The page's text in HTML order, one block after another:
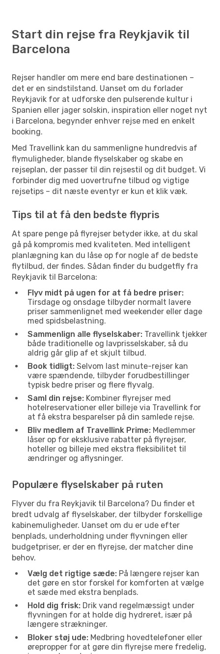
Start din rejse fra Reykjavik til
Barcelona
Rejser handler om mere end bare destinationen –
det er en sindstilstand. Uanset om du forlader
Reykjavik for at udforske den pulserende kultur i
Spanien eller jager solskin, inspiration eller noget nyt
i Barcelona, begynder enhver rejse med en enkelt
booking.
Med Travellink kan du sammenligne hundredvis af
flymuligheder, blande flyselskaber og skabe en
rejseplan, der passer til din rejsestil og dit budget. Vi
forbinder dig med uovertrufne tilbud og vigtige
rejsetips – dit næste eventyr er kun et klik væk.
Tips til at få den bedste flypris
At spare penge på flyrejser betyder ikke, at du skal
gå på kompromis med kvaliteten. Med intelligent
planlægning kan du låse op for nogle af de bedste
flytilbud, der findes. Sådan finder du budgetfly fra
Reykjavik til Barcelona:
Flyv midt på ugen for at få bedre priser:
Tirsdage og onsdage tilbyder normalt lavere
priser sammenlignet med weekender eller dage
med spidsbelastning.
Sammenlign alle flyselskaber: Travellink tjekker
både traditionelle og lavprisselskaber, så du
aldrig går glip af et skjult tilbud.
Book tidligt: Selvom last minute-rejser kan
være spændende, tilbyder forudbestillinger
typisk bedre priser og flere flyvalg.
Saml din rejse: Kombiner flyrejser med
hotelreservationer eller billeje via Travellink for
at få ekstra besparelser på din samlede rejse.
Bliv medlem af Travellink Prime: Medlemmer
låser op for eksklusive rabatter på flyrejser,
hoteller og billeje med ekstra fleksibilitet til
ændringer og aflysninger.
Populære flyselskaber på ruten
Flyver du fra Reykjavik til Barcelona? Du finder et
bredt udvalg af flyselskaber, der tilbyder forskellige
kabinemuligheder. Uanset om du er ude efter
benplads, underholdning under flyvningen eller
budgetpriser, er der en flyrejse, der matcher dine
behov.
Vælg det rigtige sæde: På længere rejser kan
det gøre en stor forskel for komforten at vælge
et sæde med ekstra benplads.
Hold dig frisk: Drik vand regelmæssigt under
flyvningen for at holde dig hydreret, især på
længere strækninger.
Bloker støj ude: Medbring hovedtelefoner eller
ørepropper for at gøre din flyrejse mere fredelig,